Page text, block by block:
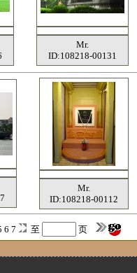
Mr.
ID:108218-00131
Mr.
ID:108218-00112
6 7 至
页